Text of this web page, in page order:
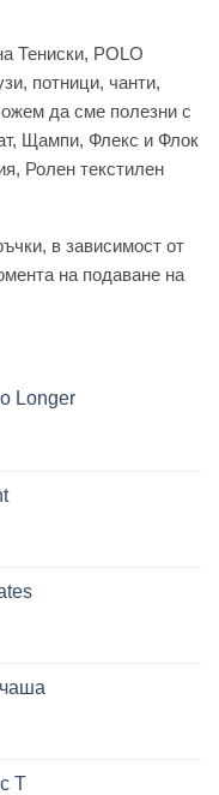
Тениски, POLO
потници, чанти,
да сме полезни с
Щампи, Флекс и Флок
Ролен текстилен
в зависимост от
на подаване на
Longer
T